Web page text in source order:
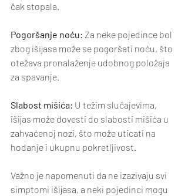
čak stopala.
Pogoršanje noću: Za neke pojedince bol
zbog išijasa može se pogoršati noću, što
otežava pronalaženje udobnog položaja
za spavanje.
Slabost mišića: U težim slučajevima,
išijas može dovesti do slabosti mišića u
zahvaćenoj nozi, što može uticati na
hodanje i ukupnu pokretljivost.
Važno je napomenuti da ne izazivaju svi
simptomi išijasa, a neki pojedinci mogu